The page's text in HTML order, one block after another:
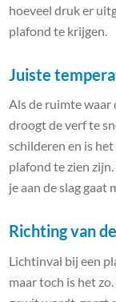
hoeveel druk er
plafond te krijgen.
Juiste
Als de ruimte waar
droogt de verf te
schilderen en is
plafond te zien
je aan de slag
Richting van
Lichtinval bij een
maar toch is het